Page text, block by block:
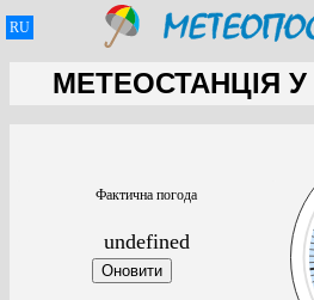
RU
МЕТЕОСТАНЦІЯ У
Фактична погода
undefined